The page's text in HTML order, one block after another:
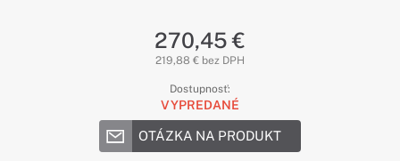
270,45 €
219,88 € bez DPH
Dostupnosť:
VYPREDANÉ
OTÁZKA NA PRODUKT